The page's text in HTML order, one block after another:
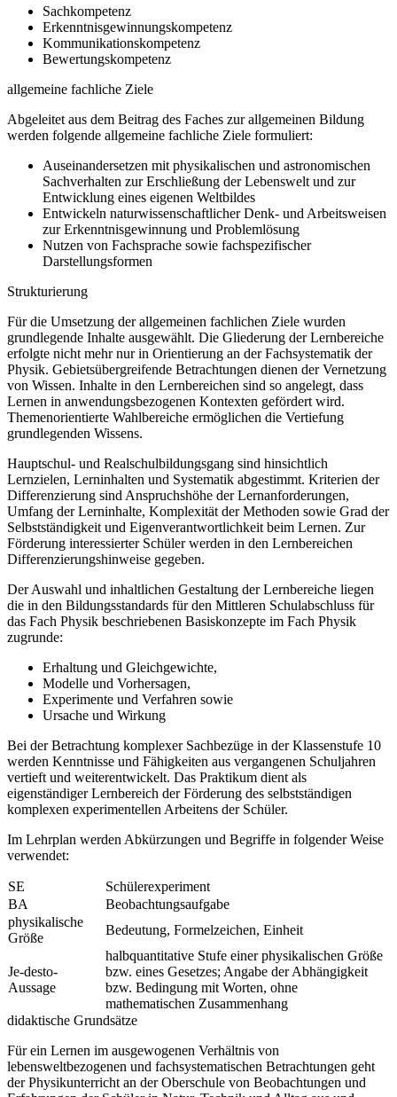
Sachkompetenz
Erkenntnisgewinnungskompetenz
Kommunikationskompetenz
Bewertungskompetenz
allgemeine fachliche Ziele
Abgeleitet aus dem Beitrag des Faches zur allgemeinen Bildung
werden folgende allgemeine fachliche Ziele formuliert:
Auseinandersetzen mit physikalischen und astronomischen
Sachverhalten zur Erschließung der Lebenswelt und zur
Entwicklung eines eigenen Weltbildes
Entwickeln naturwissenschaftlicher Denk- und Arbeitsweisen
zur Erkenntnisgewinnung und Problemlösung
Nutzen von Fachsprache sowie fachspezifischer
Darstellungsformen
Strukturierung
Für die Umsetzung der allgemeinen fachlichen Ziele wurden
grundlegende Inhalte ausgewählt. Die Gliederung der Lernbereiche
erfolgte nicht mehr nur in Orientierung an der Fachsystematik der
Physik. Gebietsübergreifende Betrachtungen dienen der Vernetzung
von Wissen. Inhalte in den Lernbereichen sind so angelegt, dass
Lernen in anwendungsbezogenen Kontexten gefördert wird.
Themenorientierte Wahlbereiche ermöglichen die Vertiefung
grundlegenden Wissens.
Hauptschul- und Realschulbildungsgang sind hinsichtlich
Lernzielen, Lerninhalten und Systematik abgestimmt. Kriterien der
Differenzierung sind Anspruchshöhe der Lernanforderungen,
Umfang der Lerninhalte, Komplexität der Methoden sowie Grad der
Selbstständigkeit und Eigenverantwortlichkeit beim Lernen. Zur
Förderung interessierter Schüler werden in den Lernbereichen
Differenzierungshinweise gegeben.
Der Auswahl und inhaltlichen Gestaltung der Lernbereiche liegen
die in den Bildungsstandards für den Mittleren Schulabschluss für
das Fach Physik beschriebenen Basiskonzepte im Fach Physik
zugrunde:
Erhaltung und Gleichgewichte,
Modelle und Vorhersagen,
Experimente und Verfahren sowie
Ursache und Wirkung
Bei der Betrachtung komplexer Sachbezüge in der Klassenstufe 10
werden Kenntnisse und Fähigkeiten aus vergangenen Schuljahren
vertieft und weiterentwickelt. Das Praktikum dient als
eigenständiger Lernbereich der Förderung des selbstständigen
komplexen experimentellen Arbeitens der Schüler.
Im Lehrplan werden Abkürzungen und Begriffe in folgender Weise
verwendet:
SE
Schülerexperiment
BA
Beobachtungsaufgabe
physikalische
Größe
Bedeutung, Formelzeichen, Einheit
Je-desto-
Aussage
halbquantitative Stufe einer physikalischen Größe
bzw. eines Gesetzes; Angabe der Abhängigkeit
bzw. Bedingung mit Worten, ohne
mathematischen Zusammenhang
didaktische Grundsätze
Für ein Lernen im ausgewogenen Verhältnis von
lebensweltbezogenen und fachsystematischen Betrachtungen geht
der Physikunterricht an der Oberschule von Beobachtungen und